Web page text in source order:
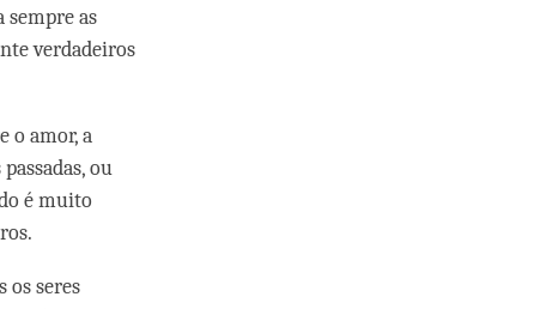
sempre as
verdadeiros
o amor, a
ou
é muito
os seres